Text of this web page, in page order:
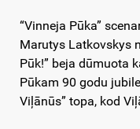
“Vinneja Pūka”
Marutys Latkovskys
Pūk!” beja dūmuota
Pūkam 90 godu
Viļānūs” topa, kod